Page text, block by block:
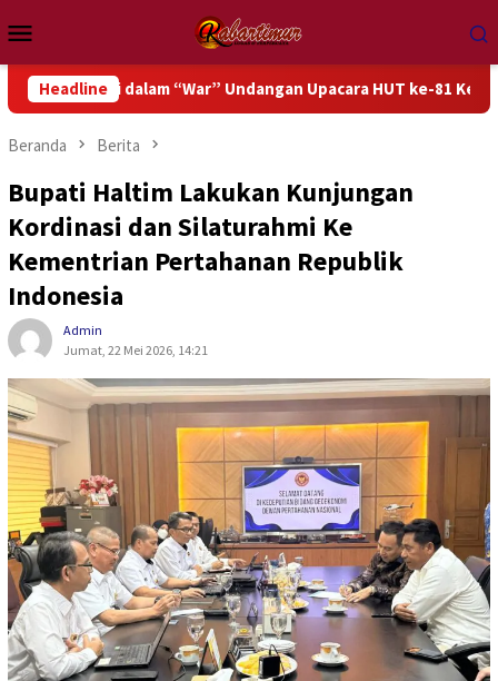
ke
kontenMobile
Headline
“War” Undangan Upacara HUT ke-81 Kemerdekaan RI
Beranda Berita
Bupati Haltim Lakukan Kunjungan
Kordinasi dan Silaturahmi Ke
Kementrian Pertahanan Republik
Indonesia
Admin
Jumat, 22 Mei 2026, 14:21